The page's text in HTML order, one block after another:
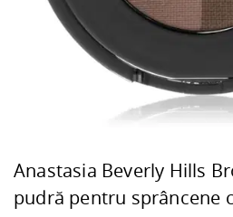
Anastasia Beverly Hills
pudră pentru sprâncene